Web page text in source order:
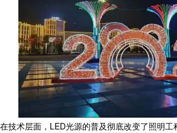
在技术层面，LED光源的普及彻底改变了照明